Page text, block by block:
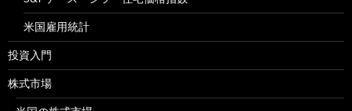
米国雇用統計
投資入門
株式市場